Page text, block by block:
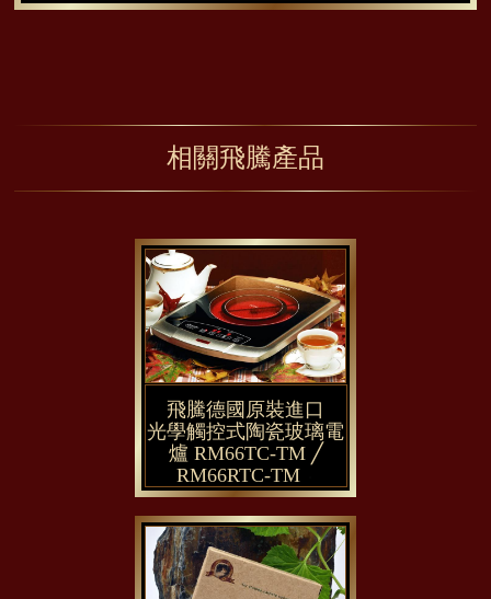
相關飛騰產品
飛騰德國原裝進口
光學觸控式陶瓷玻璃電
爐 RM66TC-TM ╱
RM66RTC-TM